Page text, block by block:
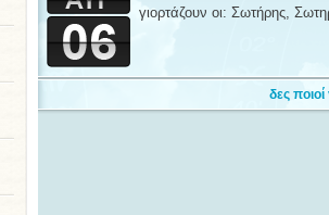
γιορτάζουν οι: Σωτήρης,
δες ποιοί